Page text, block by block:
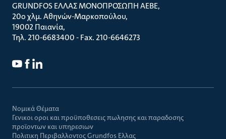
GRUNDFOS ΕΛΛΑΣ ΜΟΝΟΠΡΟΣΩΠΗ ΑΕΒΕ
20ο χλμ. Αθηνών-Μαρκοπούλου
19002 Παιανία
Τηλ. 210-6683400 - Fax. 210-6646273
Νομικά Θέματα
Γενικοι οροι και προϋποθεσεις πωλησης και παραδοσης
προϊοντων και υπηρεσιων
Πολιτικη Περιβαλλοντος Grundfos Ελλας